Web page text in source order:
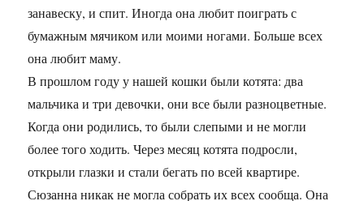
занавеску, и спит. Иногда она любит поиграть с
бумажным мячиком или моими ногами. Больше всех
она любит маму.
В прошлом году у нашей кошки были котята: два
мальчика и три девочки, они все были разноцветные.
Когда они родились, то были слепыми и не могли
более того ходить. Через месяц котята подросли,
открыли глазки и стали бегать по всей квартире.
Сюзанна никак не могла собрать их всех сообща. Она